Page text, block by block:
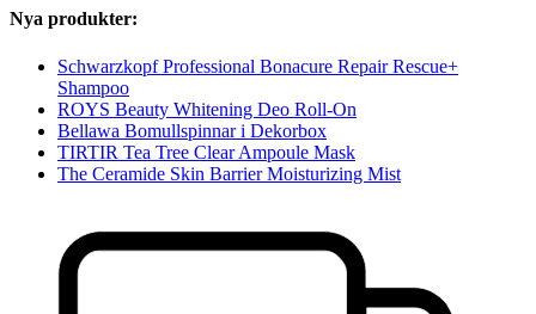
Nya produkter:
Schwarzkopf Professional Bonacure Repair Rescue+
Shampoo
ROYS Beauty Whitening Deo Roll-On
Bellawa Bomullspinnar i Dekorbox
TIRTIR Tea Tree Clear Ampoule Mask
The Ceramide Skin Barrier Moisturizing Mist